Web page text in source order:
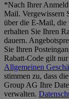
*Nach Ihrer
Mail. Vergewissern
über die E-Mail, die
erhalten Sie Ihren
dauern.
Sie Ihren
Rabatt-Code gilt
Allgemeinen
stimmen zu, dass
Group AG Ihre
verwalten.